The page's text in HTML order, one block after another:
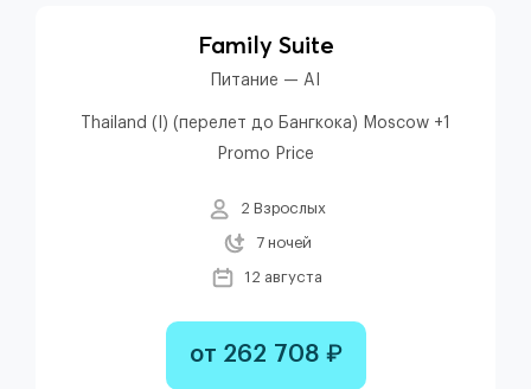
Family Suite
Питание — AI
Thailand (I) (перелет до Бангкока) Moscow +1
Promo Price
2 Взрослых
7 ночей
12 августа
от 262 708 ₽